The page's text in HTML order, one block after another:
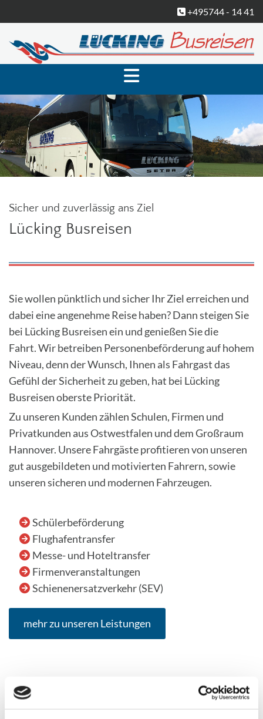
+495744 - 14 41
Sicher und zuverlässig ans Ziel
Lücking Busreisen
Sie wollen pünktlich und sicher Ihr Ziel erreichen und
dabei eine angenehme Reise haben? Dann steigen Sie
bei Lücking Busreisen ein und genießen Sie die
Fahrt. Wir betreiben Personenbeförderung auf hohem
Niveau, denn der Wunsch, Ihnen als Fahrgast das
Gefühl der Sicherheit zu geben, hat bei Lücking
Busreisen oberste Priorität.
Zu unseren Kunden zählen Schulen, Firmen und
Privatkunden aus Ostwestfalen und dem Großraum
Hannover. Unsere Fahrgäste profitieren von unseren
gut ausgebildeten und motivierten Fahrern, sowie
unseren sicheren und modernen Fahrzeugen.
Schülerbeförderung
Flughafentransfer
Messe- und Hoteltransfer
Firmenveranstaltungen
Schienenersatzverkehr (SEV)
mehr zu unseren Leistungen